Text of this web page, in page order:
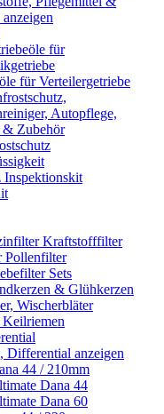
für
für Verteilergetriebe
Autopflege,
& Zubehör
Inspektionskit
Kraftstofffilter
Pollenfilter
Sets
& Glühkerzen
Wischerbläter
Differential anzeigen
44 / 210mm
Dana 44
Dana 60